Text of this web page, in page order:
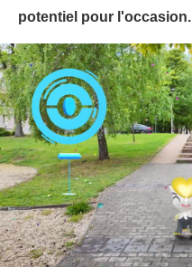
potentiel pour l'occasion.